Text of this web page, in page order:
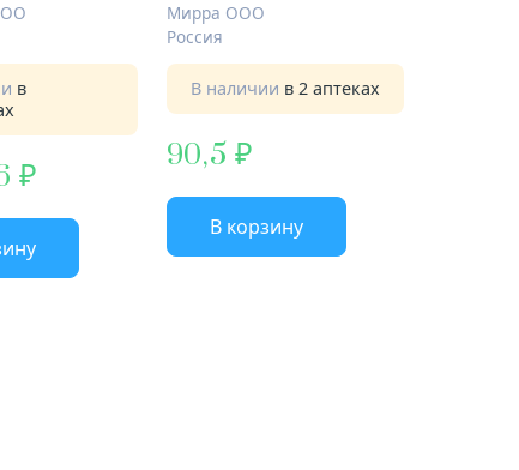
в
Мирра ООО
Россия
В наличии в 2 аптеках
90,5
В корзину